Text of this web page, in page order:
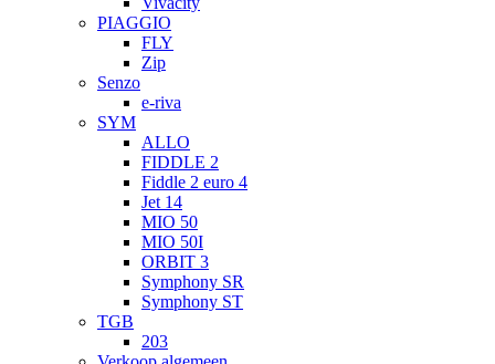
PIAGGIO
FLY
Zip
Senzo
e-riva
SYM
ALLO
FIDDLE 2
Fiddle 2 euro 4
Jet 14
MIO 50
MIO 50I
ORBIT 3
Symphony SR
Symphony ST
TGB
203